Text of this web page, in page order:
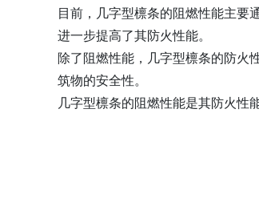
目前，几字型檩条的阻燃性能主要
进一步提高了其防火性能。
除了阻燃性能，几字型檩条的防火
筑物的安全性。
几字型檩条的阻燃性能是其防火性